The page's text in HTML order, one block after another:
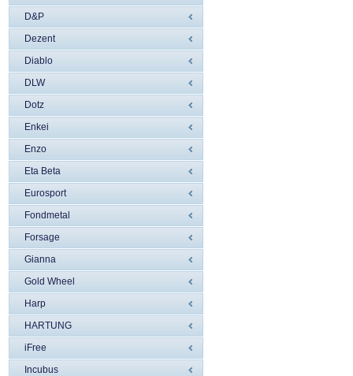
D&P
Dezent
Diablo
DLW
Dotz
Enkei
Enzo
Eta Beta
Eurosport
Fondmetal
Forsage
Gianna
Gold Wheel
Harp
HARTUNG
iFree
Incubus